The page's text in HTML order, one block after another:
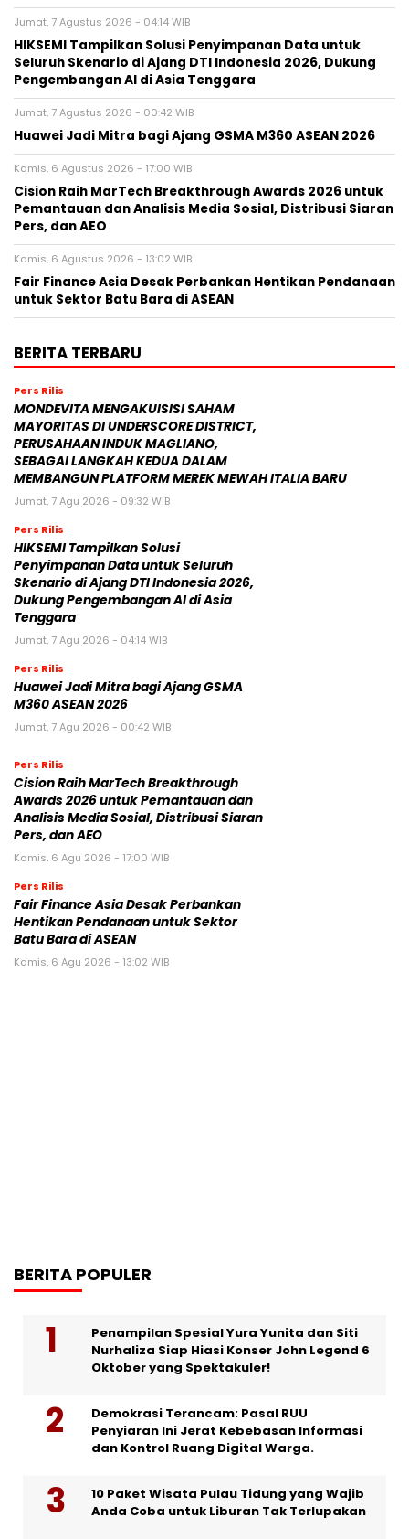
Jumat, 7 Agustus 2026 - 04:14 WIB
HIKSEMI Tampilkan Solusi Penyimpanan Data untuk
Seluruh Skenario di Ajang DTI Indonesia 2026, Dukung
Pengembangan AI di Asia Tenggara
Jumat, 7 Agustus 2026 - 00:42 WIB
Huawei Jadi Mitra bagi Ajang GSMA M360 ASEAN 2026
Kamis, 6 Agustus 2026 - 17:00 WIB
Cision Raih MarTech Breakthrough Awards 2026 untuk
Pemantauan dan Analisis Media Sosial, Distribusi Siaran
Pers, dan AEO
Kamis, 6 Agustus 2026 - 13:02 WIB
Fair Finance Asia Desak Perbankan Hentikan Pendanaan
untuk Sektor Batu Bara di ASEAN
BERITA TERBARU
Pers Rilis
MONDEVITA MENGAKUISISI SAHAM
MAYORITAS DI UNDERSCORE DISTRICT,
PERUSAHAAN INDUK MAGLIANO,
SEBAGAI LANGKAH KEDUA DALAM
MEMBANGUN PLATFORM MEREK MEWAH ITALIA BARU
Jumat, 7 Agu 2026 - 09:32 WIB
Pers Rilis
HIKSEMI Tampilkan Solusi
Penyimpanan Data untuk Seluruh
Skenario di Ajang DTI Indonesia 2026,
Dukung Pengembangan AI di Asia
Tenggara
Jumat, 7 Agu 2026 - 04:14 WIB
Pers Rilis
Huawei Jadi Mitra bagi Ajang GSMA
M360 ASEAN 2026
Jumat, 7 Agu 2026 - 00:42 WIB
Pers Rilis
Cision Raih MarTech Breakthrough
Awards 2026 untuk Pemantauan dan
Analisis Media Sosial, Distribusi Siaran
Pers, dan AEO
Kamis, 6 Agu 2026 - 17:00 WIB
Pers Rilis
Fair Finance Asia Desak Perbankan
Hentikan Pendanaan untuk Sektor
Batu Bara di ASEAN
Kamis, 6 Agu 2026 - 13:02 WIB
BERITA POPULER
Penampilan Spesial Yura Yunita dan Siti
Nurhaliza Siap Hiasi Konser John Legend 6
Oktober yang Spektakuler!
Demokrasi Terancam: Pasal RUU
Penyiaran Ini Jerat Kebebasan Informasi
dan Kontrol Ruang Digital Warga.
10 Paket Wisata Pulau Tidung yang Wajib
Anda Coba untuk Liburan Tak Terlupakan